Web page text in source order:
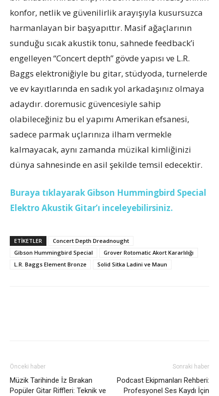
konfor, netlik ve güvenilirlik arayışıyla kusursuzca
harmanlayan bir başyapıttır. Masif ağaçlarının
sunduğu sıcak akustik tonu, sahnede feedback’i
engelleyen “Concert depth” gövde yapısı ve L.R.
Baggs elektroniğiyle bu gitar, stüdyoda, turnelerde
ve ev kayıtlarında en sadık yol arkadaşınız olmaya
adaydır. doremusic güvencesiyle sahip
olabileceğiniz bu el yapımı Amerikan efsanesi,
sadece parmak uçlarınıza ilham vermekle
kalmayacak, aynı zamanda müzikal kimliğinizi
dünya sahnesinde en asil şekilde temsil edecektir.
Buraya tıklayarak Gibson Hummingbird Special
Elektro Akustik Gitar’ı inceleyebilirsiniz.
ETİKETLER
Concert Depth Dreadnought
Gibson Hummingbird Special
Grover Rotomatic Akort Kararlılığı
L.R. Baggs Element Bronze
Solid Sitka Ladini ve Maun
Önceki haber
Müzik Tarihinde İz Bırakan
Popüler Gitar Riffleri: Teknik ve
Sonraki haber
Podcast Ekipmanları Rehberi:
Profesyonel Ses Kaydı İçin